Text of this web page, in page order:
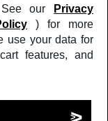
our
Privacy
) for more
use your data for
features, and